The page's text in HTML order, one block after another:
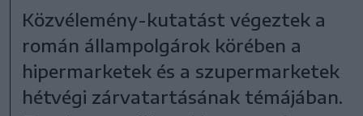
Közvélemény-kutatást végeztek a
román állampolgárok körében a
hipermarketek és a szupermarketek
hétvégi zárvatartásának témájában.